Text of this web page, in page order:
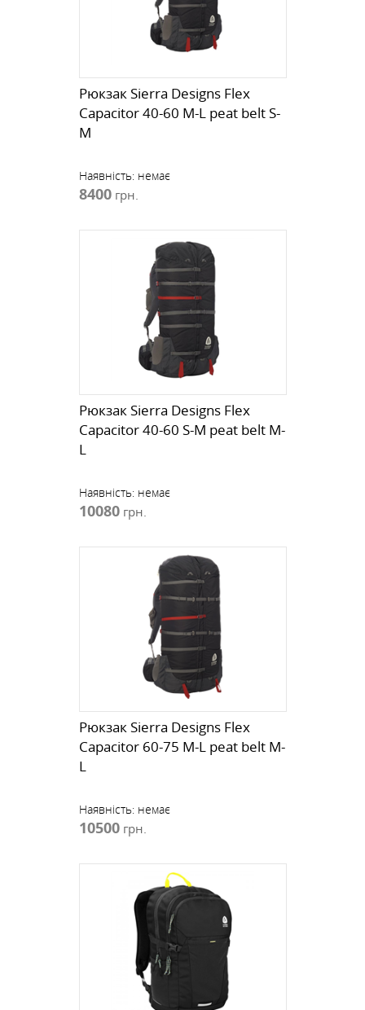
Рюкзак Sierra Designs Flex
Capacitor 40-60 M-L peat belt S-
M
Наявність: немає
8400 грн.
Рюкзак Sierra Designs Flex
Capacitor 40-60 S-M peat belt M-
L
Наявність: немає
10080 грн.
Рюкзак Sierra Designs Flex
Capacitor 60-75 M-L peat belt M-
L
Наявність: немає
10500 грн.